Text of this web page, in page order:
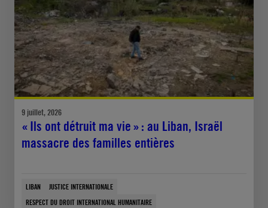
9 juillet, 2026
« Ils ont détruit ma vie » : au Liban, Israël
massacre des familles entières
LIBAN
JUSTICE INTERNATIONALE
RESPECT DU DROIT INTERNATIONAL HUMANITAIRE